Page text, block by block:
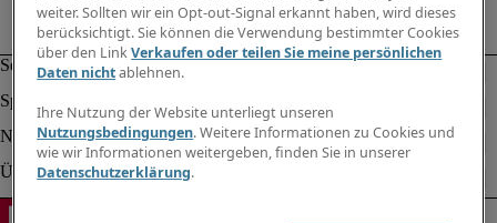
weiter. Sollten wir ein Opt-out-Signal erkannt haben, wird dieses
berücksichtigt. Sie können die Verwendung bestimmter Cookies
über den LinkVerkaufen oder teilen Sie meine persönlichen
Daten nichtablehnen.
Ihre Nutzung der Website unterliegt unseren
Nutzungsbedingungen. Weitere Informationen zu Cookies und
wie wir Informationen weitergeben, finden Sie in unserer
Datenschutzerklärung.